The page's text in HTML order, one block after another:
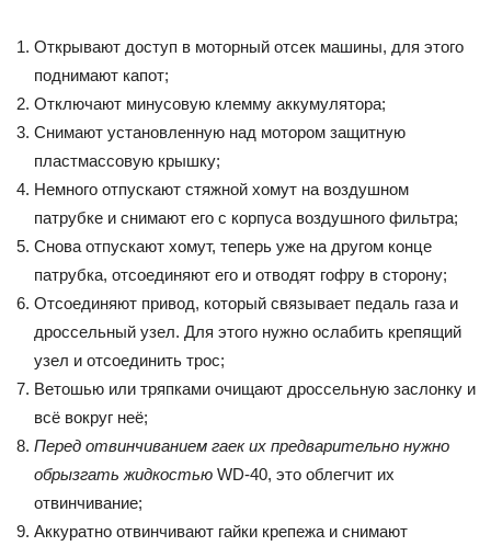
Открывают доступ в моторный отсек машины, для этого
поднимают капот;
Отключают минусовую клемму аккумулятора;
Снимают установленную над мотором защитную
пластмассовую крышку;
Немного отпускают стяжной хомут на воздушном
патрубке и снимают его с корпуса воздушного фильтра;
Снова отпускают хомут, теперь уже на другом конце
патрубка, отсоединяют его и отводят гофру в сторону;
Отсоединяют привод, который связывает педаль газа и
дроссельный узел. Для этого нужно ослабить крепящий
узел и отсоединить трос;
Ветошью или тряпками очищают дроссельную заслонку и
всё вокруг неё;
Перед отвинчиванием гаек их предварительно нужно
обрызгать жидкостью WD-40, это облегчит их
отвинчивание;
Аккуратно отвинчивают гайки крепежа и снимают